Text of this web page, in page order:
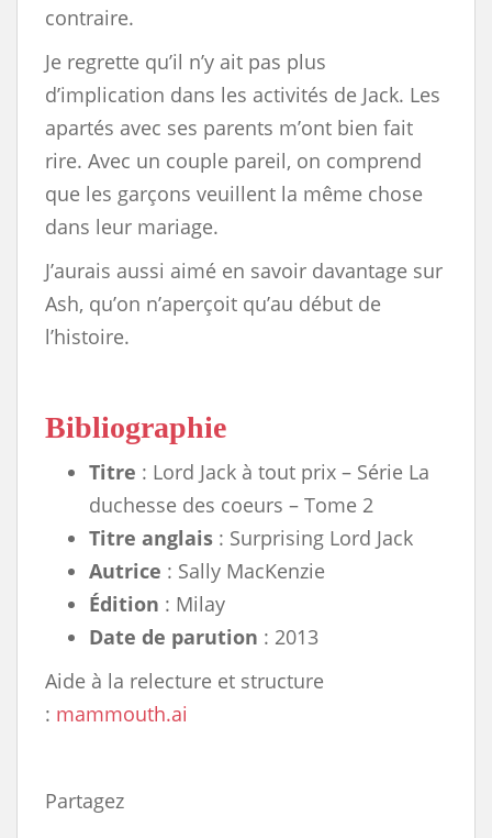
contraire.
Je regrette qu’il n’y ait pas plus
d’implication dans les activités de Jack. Les
apartés avec ses parents m’ont bien fait
rire. Avec un couple pareil, on comprend
que les garçons veuillent la même chose
dans leur mariage.
J’aurais aussi aimé en savoir davantage sur
Ash, qu’on n’aperçoit qu’au début de
l’histoire.
Bibliographie
Titre : Lord Jack à tout prix – Série La
duchesse des coeurs – Tome 2
Titre anglais : Surprising Lord Jack
Autrice : Sally MacKenzie
Édition : Milay
Date de parution : 2013
Aide à la relecture et structure
: mammouth.ai
Partagez